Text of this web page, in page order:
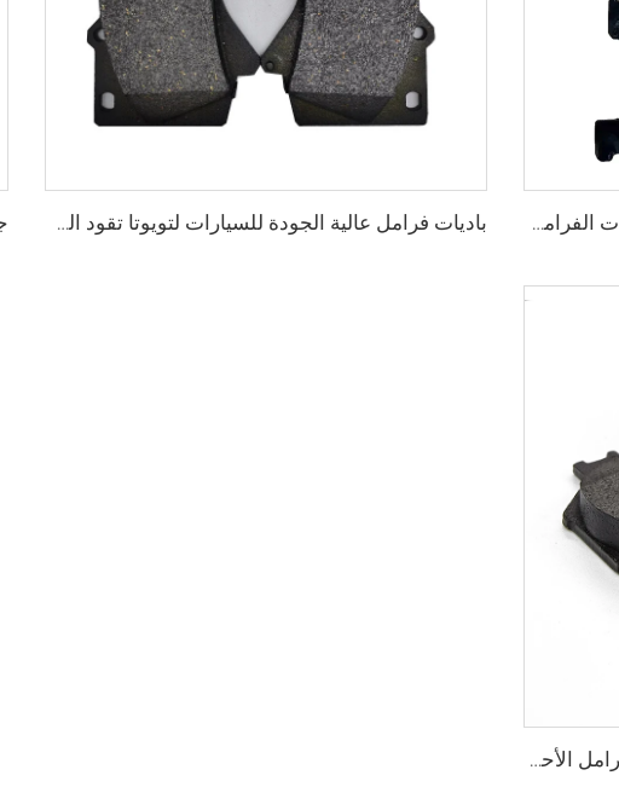
قطع غيار أنظمة الفرامل الأوتوماتيكية باديات الفرامل الجملة أقراص الفرامل الأمامية للسيارات باديات فرامل عالية الجودة للسيارات لتويوتا تقود الصناعة الصينية باديات الفرامل بالجملة نظام D1303 باديات الفرامل للسيارات
المصنع يوفر وسائد فرامل عالية الجودة وفرامل الأحذية 04465-30340 لتويوتا وسائد الفرامل القرصية الأكثر مبيعًا